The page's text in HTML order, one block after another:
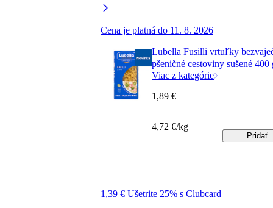
Cena je platná do 11. 8. 2026
Lubella Fusilli vrtuľky
pšeničné cestoviny sušené 400
Viac z kategórie
1,39 € Ušetrite 25% s Clubcard
1,89 €
4,72 €/kg
Pridať